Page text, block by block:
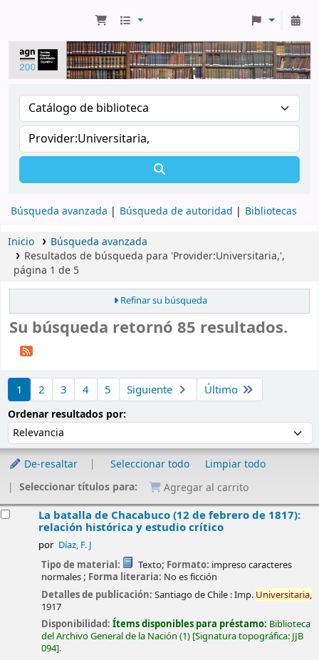
Búsqueda avanzada Búsqueda de autoridad Bibliotecas
Inicio
Búsqueda avanzada
Resultados de búsqueda para 'Provider:Universitaria,',
página 1 de 5
Refinar su búsqueda
Su búsqueda retornó 85 resultados.
1
2 3 4 5 Siguiente Último
Ordenar resultados por:
De-resaltar Seleccionar todo
Limpiar todo
Seleccionar títulos para:
Agregar al carrito
La batalla de Chacabuco (12 de febrero de 1817):
relación histórica y estudio crítico
por Díaz, F. J
Tipo de material: Texto; Formato: impreso caracteres
normales; Forma literaria: No es ficción
Detalles de publicación:Santiago de Chile :Imp. Universitaria,
1917
Disponibilidad:Ítems disponibles para préstamo: Biblioteca
del Archivo General de la Nación (1) Signatura topográfica: JJB
094 .